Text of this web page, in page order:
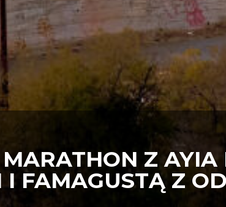
Z AYIA
I FAMAGUSTĄ Z